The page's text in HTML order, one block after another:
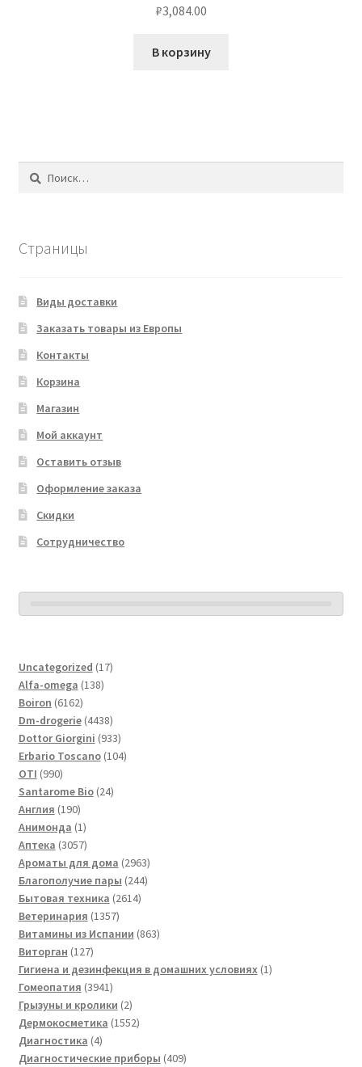
₽3,084.00
В корзину
Найти:
Страницы
Виды доставки
Заказать товары из Европы
Контакты
Корзина
Магазин
Мой аккаунт
Оставить отзыв
Оформление заказа
Скидки
Сотрудничество
Uncategorized 1717
Alfa-omega 138138
Boiron 61626162
товара
Dm-drogerie 44384438
товаров
Dottor Giorgini 933933
товара
Erbario Toscano 104104
OTI 990990
товаров
Santarome Bio 2424
Англия 190190
товаров
Анимонда 11
товар
Аптека 30573057
товаров
Ароматы для дома 29632963
товара
Благополучие пары 244244
Бытовая техника 26142614
Ветеринария 13571357
товаров
Витамины из Испании 863863
Виторган 127127
товаров
Гигиена и дезинфекция в домашних условиях 11
Гомеопатия 39413941
товар
Грызуны и кролики 22
товара
Дермокосметика 15521552
Диагностика 44
товара
Диагностические приборы 409409